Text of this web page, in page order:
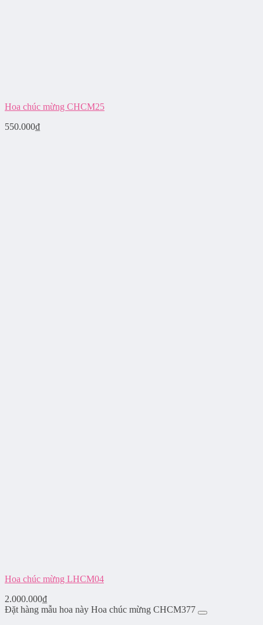
Hoa chúc mừng CHCM25
550.000₫
Hoa chúc mừng LHCM04
2.000.000₫
Đặt hàng mẫu hoa này Hoa chúc mừng CHCM377